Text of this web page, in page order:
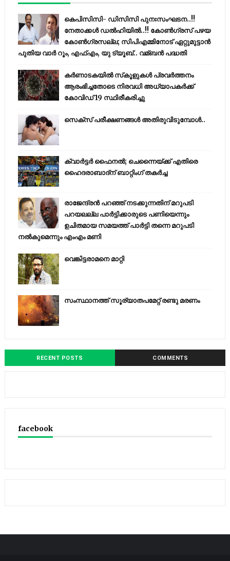
കെപിസിസി- ഡിസിസി പുനഃസംഘടന..!!
നേതാക്കൾ ഡൽഹിയിൽ..!! കോണ്‍ഗ്രസ് പഴയ
കോണ്‍ഗ്രസല്ല; സിപിഎമ്മിനോട് ഏറ്റുമുട്ടാന്‍
പുതിയ വാര്‍ റൂം, എഫ്‌എം, യു ട്യൂബ്.. വമ്ബന്‍ പദ്ധതി
കര്‍ണാടകയില്‍ സ്‌കൂളുകള്‍ പ്രവര്‍ത്തനം
ആരംഭിച്ചതോടെ നിരവധി അധ്യാപകര്‍ക്ക്
കോവിഡ് 19 സ്ഥിരീകരിച്ചു
സെക്സ് പരീക്ഷണങ്ങൾ അതിരുവിടുമ്പോൾ..
ക്വാർട്ടർ ഫൈനൽ; ചെന്നൈയ്ക്ക് എതിരെ
ഹൈദരാബാദ്ന് ബാറ്റിംഗ് തകർച്ച
രാജേന്ദ്രന്‍ പറഞ്ഞ് നടക്കുന്നതിന് മറുപടി
പറയലല്ല പാര്‍ട്ടിക്കാരുടെ പണിയെന്നും
ഉചിതമായ സമയത്ത് പാര്‍ട്ടി തന്നെ മറുപടി
നല്‍കുമെന്നും എംഎം മണി
വെങ്കിട്ടരാമനെ മാറ്റി
സംസ്ഥാനത്ത് സൂര്യാതപമേറ്റ് രണ്ടു മരണം
RECENT POSTS COMMENTS
facebook